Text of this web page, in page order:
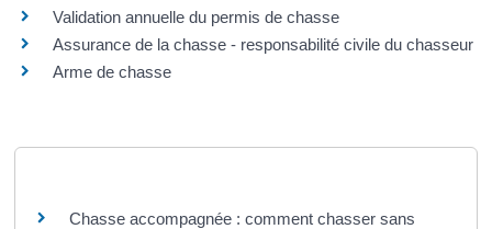
Validation annuelle du permis de chasse
Assurance de la chasse - responsabilité civile du chasseur
Arme de chasse
Chasse accompagnée : comment chasser sans